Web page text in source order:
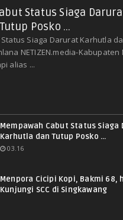
Status Siaga
Posko ...
Siaga Darurat Karhutla
NETIZEN.media-
alias ...
Mempawah Cabut Status Siaga
Karhutla dan Tutup Posko ...
03.16
Menpora Cicipi Kopi, Bakmi 68,
Kunjungi SCC di Singkawang